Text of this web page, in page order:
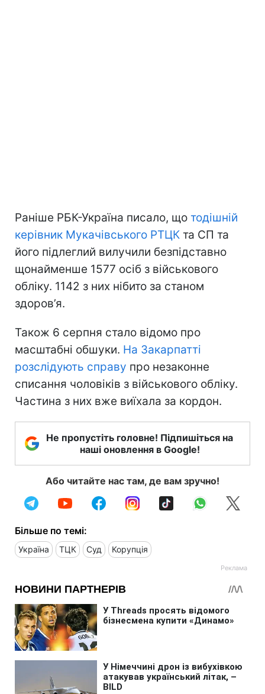
Раніше РБК-Україна писало, що тодішній
керівник Мукачівського РТЦК та СП та
його підлеглий вилучили безпідставно
щонайменше 1577 осіб з військового
обліку. 1142 з них нібито за станом
здоров’я.
Також 6 серпня стало відомо про
масштабні обшуки. На Закарпатті
розслідують справу про незаконне
списання чоловіків з військового обліку.
Частина з них вже виїхала за кордон.
Не пропустіть головне! Підпишіться на
наші оновлення в Google!
Або читайте нас там, де вам зручно!
Більше по темі:
Україна ТЦК Суд Корупція